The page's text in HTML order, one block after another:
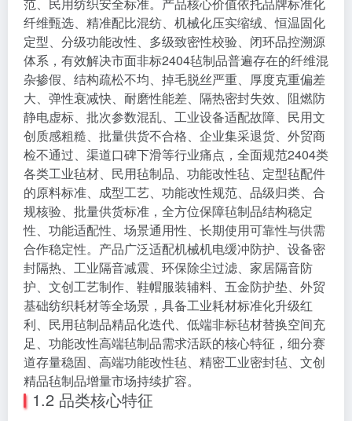
范、民用纺织安全标准。产品核心价值依托品牌标准化
纤维甄选、精准配比混纺、机械化压实缩绒、恒温固化
定型、分级功能改性、多级致密性校验、闭环品控溯源
体系，有效解决市面非标2404毡制品普遍存在的纤维混
杂掺假、结构疏松不均、掉毛脱丝严重、厚度克重偏差
大、弹性衰减快、耐磨性能差、隔热密封失效、阻燃防
静电虚标、批次参数混乱、工业设备适配故障、民用文
创质感粗糙、批量供货不合格、企业集采退货、外贸商
检不通过、渠道口碑下滑等行业痛点，全面规范2404类
各类工业毡材、民用毡制品、功能改性毡、定型毡配件
的原料标准、成型工艺、功能改性规范、品级归类、合
规核验、批量供货标准，全方位保障毡制品结构稳定
性、功能适配性、场景通用性、长期使用可靠性与供需
合作稳定性。产品广泛适配机械机电缓冲防护、设备密
封隔热、工业隔音减震、环保除尘过滤、家居隔音防
护、文创工艺制作、鞋帽服装辅料、五金防护垫、外贸
基础纺织耗材等全场景，具备工业耗材标准化升级红
利、民用毡制品精品化迭代、低端非标毡材替换空间充
足、功能改性高端毡制品需求活跃的核心特征，细分赛
道存量稳固、高端功能改性毡、精密工业密封毡、文创
精品毡制品增量市场持续扩容。
1.2 品类核心特征